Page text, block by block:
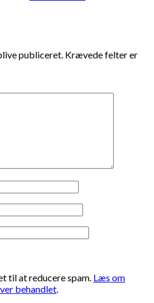
publiceret. Krævede felter er
til at reducere spam. Læs om
behandlet.